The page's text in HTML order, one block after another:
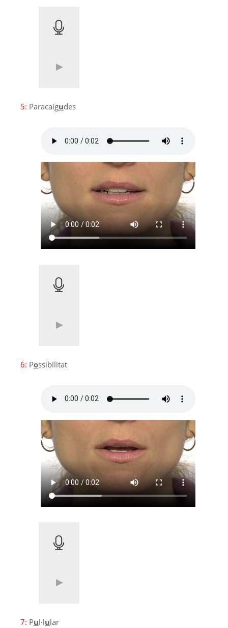
5: Paracaigudes
6: Possibilitat
7: Pul·lular